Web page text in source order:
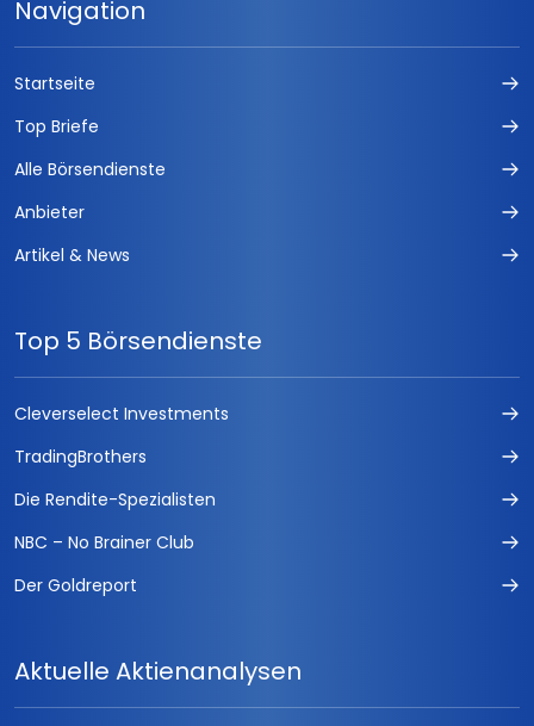
Navigation
Startseite
Top Briefe
Alle Börsendienste
Anbieter
Artikel & News
Top 5 Börsendienste
Cleverselect Investments
TradingBrothers
Die Rendite-Spezialisten
NBC – No Brainer Club
Der Goldreport
Aktuelle Aktienanalysen